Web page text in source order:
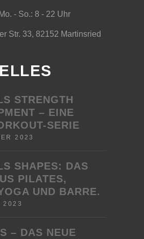
- So.: 8 - 22 Uhr
Str. 33, 82152 Martinsried
STRENGTH
– EINE
SERIE
2023
SHAPES: DAS
PILATES,
UND BARRE.
2023
– DAS NEUE